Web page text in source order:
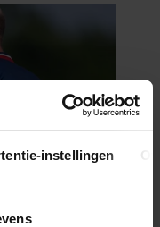
instellingen